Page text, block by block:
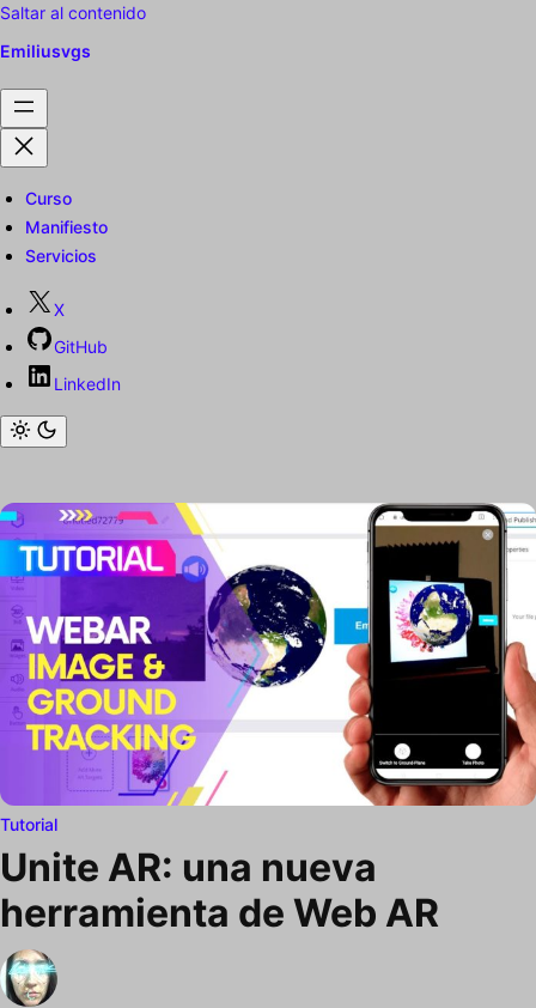
Saltar al contenido
Emiliusvgs
Curso
Manifiesto
Servicios
X
GitHub
LinkedIn
Tutorial
Unite AR: una nueva
herramienta de Web AR